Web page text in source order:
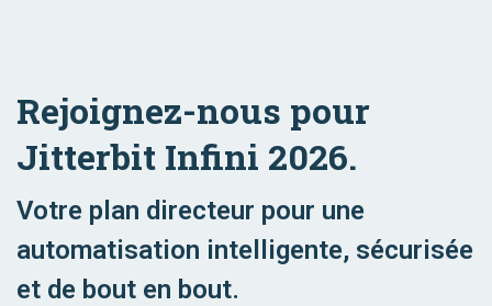
Rejoignez-nous pour
Jitterbit Infini 2026.
Votre plan directeur pour une
automatisation intelligente, sécurisée
et de bout en bout.